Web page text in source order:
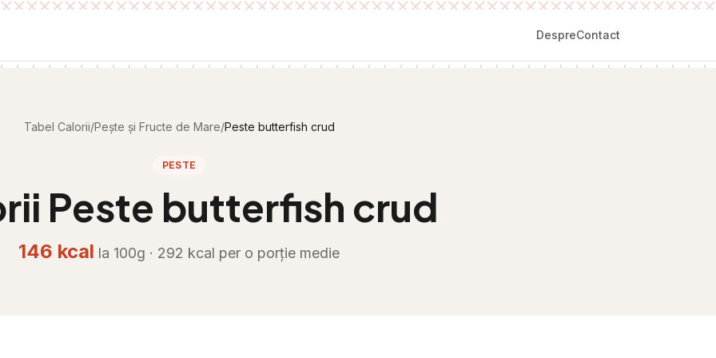
DespreContact
Tabel Calorii/Pește și Fructe de Mare/Peste butterfish crud
PESTE
Peste butterfish crud
146 kcal la 100g · 292 kcal per o porție medie